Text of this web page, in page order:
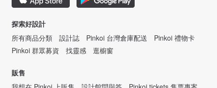
探索好設計
所有商品分類
設計誌 Pinkoi 台灣倉庫配送
Pinkoi 禮物卡
Pinkoi 群眾募資
找靈感 逛櫥窗
販售